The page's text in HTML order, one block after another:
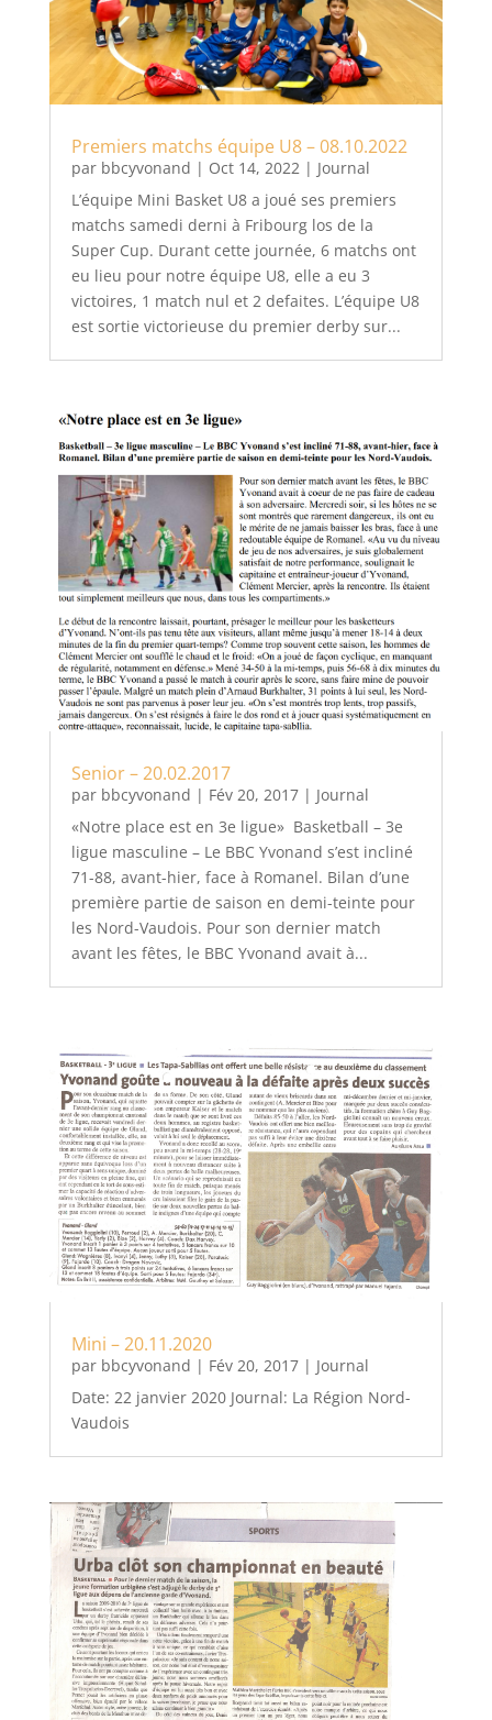
Premiers matchs équipe U8 – 08.10.2022
par bbcyvonand | Oct 14, 2022 | Journal
L’équipe Mini Basket U8 a joué ses premiers
matchs samedi derni à Fribourg los de la
Super Cup. Durant cette journée, 6 matchs ont
eu lieu pour notre équipe U8, elle a eu 3
victoires, 1 match nul et 2 defaites. L’équipe U8
est sortie victorieuse du premier derby sur...
Senior – 20.02.2017
par bbcyvonand | Fév 20, 2017| Journal
«Notre place est en 3e ligue» Basketball – 3e
ligue masculine – Le BBC Yvonand s’est incliné
71-88, avant-hier, face à Romanel. Bilan d’une
première partie de saison en demi-teinte pour
les Nord-Vaudois. Pour son dernier match
avant les fêtes, le BBC Yvonand avait à...
Mini – 20.11.2020
par bbcyvonand | Fév 20, 2017| Journal
Date: 22 janvier 2020 Journal: La Région Nord-
Vaudois